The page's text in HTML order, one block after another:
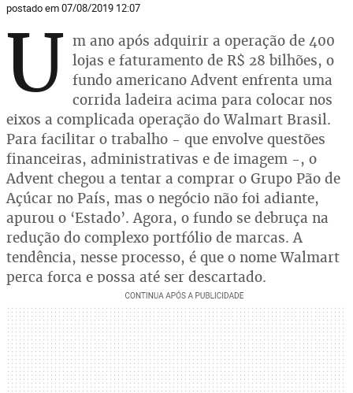
postado em 07/08/2019 12:07
U m ano após adquirir a operação de 400
lojas e faturamento de R$ 28 bilhões, o
fundo americano Advent enfrenta uma
corrida ladeira acima para colocar nos
eixos a complicada operação do Walmart Brasil.
Para facilitar o trabalho - que envolve questões
financeiras, administrativas e de imagem -, o
Advent chegou a tentar a comprar o Grupo Pão de
Açúcar no País, mas o negócio não foi adiante,
apurou o ‘Estado’. Agora, o fundo se debruça na
redução do complexo portfólio de marcas. A
tendência, nesse processo, é que o nome Walmart
perca força e possa até ser descartado.